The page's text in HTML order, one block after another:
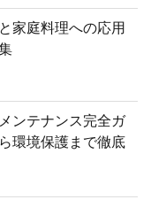
家庭料理への応用
ンテナンス完全ガ
環境保護まで徹底